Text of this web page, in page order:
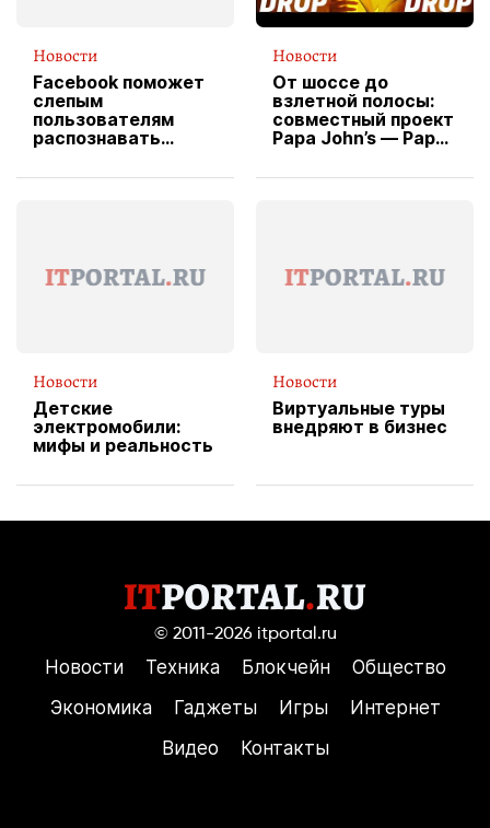
Новости
Facebook поможет
слепым
пользователям
распознавать
Новости
От шоссе до
взлетной полосы:
совместный проект
Papa John’s — Papa
вводит
Новости
Детские
электромобили:
мифы и реальность
Новости
Виртуальные туры
внедряют в бизнес
© 2011-2026 itportal.ru
Новости Техника Блокчейн
Общество
Экономика
Гаджеты Игры
Интернет
Видео
Контакты